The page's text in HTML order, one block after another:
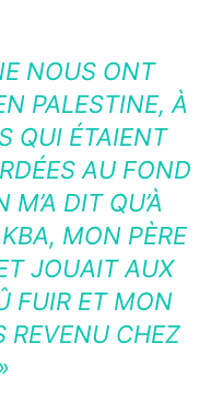
NOUS ONT
PALESTINE, À
QUI ÉTAIENT
AU FOND
M’A DIT QU’À
MON PÈRE
JOUAIT AUX
FUIR ET MON
REVENU CHEZ